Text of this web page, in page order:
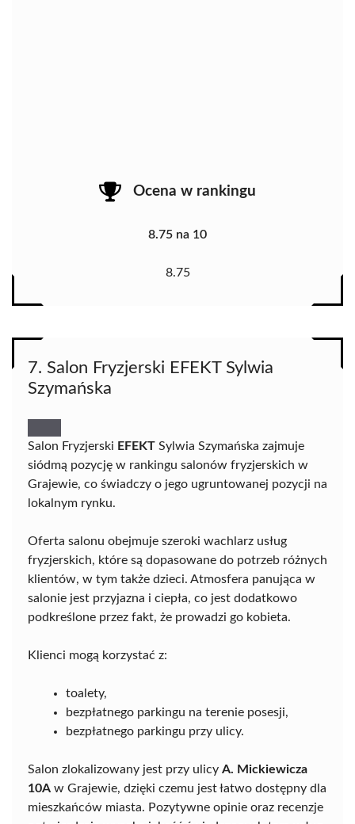
Ocena w rankingu
8.75 na 10
8.75
7. Salon Fryzjerski EFEKT Sylwia
Szymańska
Salon Fryzjerski EFEKT Sylwia Szymańska zajmuje
siódmą pozycję w rankingu salonów fryzjerskich w
Grajewie, co świadczy o jego ugruntowanej pozycji na
lokalnym rynku.
Oferta salonu obejmuje szeroki wachlarz usług
fryzjerskich, które są dopasowane do potrzeb różnych
klientów, w tym także dzieci. Atmosfera panująca w
salonie jest przyjazna i ciepła, co jest dodatkowo
podkreślone przez fakt, że prowadzi go kobieta.
Klienci mogą korzystać z:
toalety,
bezpłatnego parkingu na terenie posesji,
bezpłatnego parkingu przy ulicy.
Salon zlokalizowany jest przy ulicy A. Mickiewicza
10A w Grajewie, dzięki czemu jest łatwo dostępny dla
mieszkańców miasta. Pozytywne opinie oraz recenzje